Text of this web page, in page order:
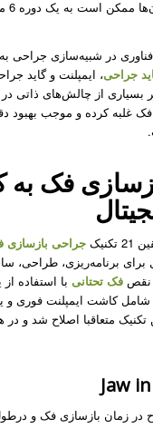
در شبیه‌سازی جراحی
جراحی، ایمپلنت‌ و گاید
از چالش‌های ذاتی در
غلبه کرده و موجب بهبود
فک
جراحی بازسازی
برای برنامه‌ریزی، طراحی،
نقص فک تحتانیبا استفاده از
شامل کاشت ایمپلنت فوری و
متعاقبا اصلاح شد و در
در زمان بازسازی فک و